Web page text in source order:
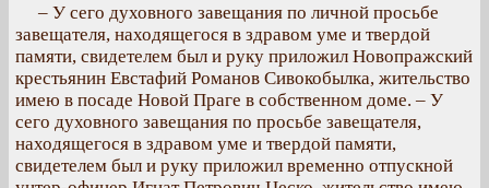
– У сего духовного завещания по личной просьбе
завещателя, находящегося в здравом уме и твердой
памяти, свидетелем был и руку приложил Новопражский
крестьянин Евстафий Романов Сивокобылка, жительство
имею в посаде Новой Праге в собственном доме. – У
сего духовного завещания по просьбе завещателя,
находящегося в здравом уме и твердой памяти,
свидетелем был и руку приложил временно отпускной